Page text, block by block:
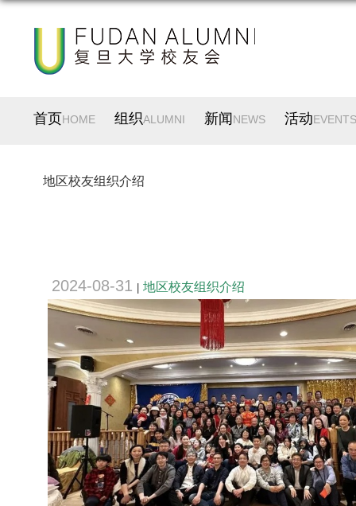
首页HOME 组织ALUMNI 新闻 NEWS 活动EVENTS
地区校友组织介绍
2024-08-31 地区校友组织介绍